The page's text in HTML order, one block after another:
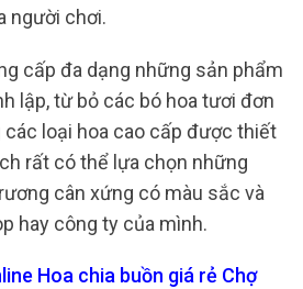
người chơi.
cấp đa dạng những sản phẩm
lập, từ bỏ các bó hoa tươi đơn
loại hoa cao cấp được thiết
rất có thể lựa chọn những
cân xứng có màu sắc và
hay công ty của mình.
Hoa chia buồn giá rẻ Chợ